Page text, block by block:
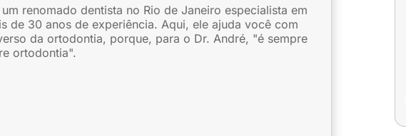
renomado dentista no Rio de Janeiro especialista em
de 30 anos de experiência. Aqui, ele ajuda você com
da ortodontia, porque, para o Dr. André, "é sempre
ortodontia".